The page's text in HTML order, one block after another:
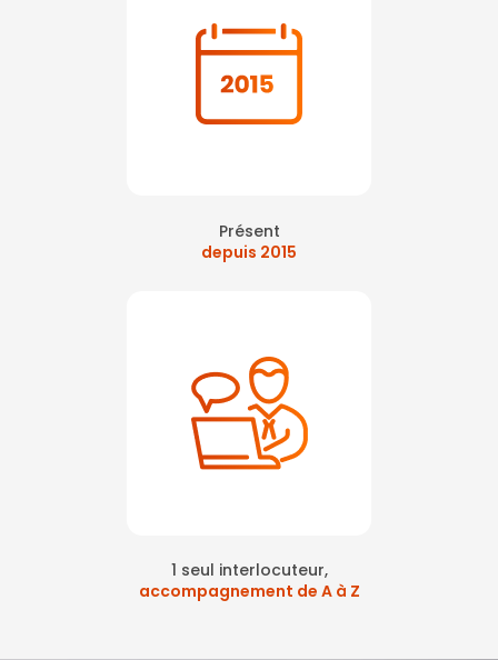
Présent
depuis 2015
1 seul interlocuteur,
accompagnement de A à Z